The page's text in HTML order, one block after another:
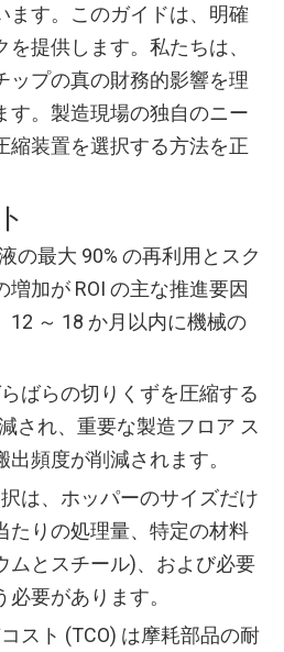
ます。このガイドは、明確
提供します。私たちは、
ップの真の財務的影響を理
す。製造現場の独自のニー
縮装置を選択する方法を正
の最大 90% の再利用とスク
加が ROI の主な推進要因
12 ～ 18 か月以内に機械の
ばらの切りくずを圧縮する
され、重要な製造フロア ス
頻度が削減されます。
は、ホッパーのサイズだけ
たりの処理量、特定の材料
ムとスチール)、および必要
要があります。
スト (TCO) は摩耗部品の耐